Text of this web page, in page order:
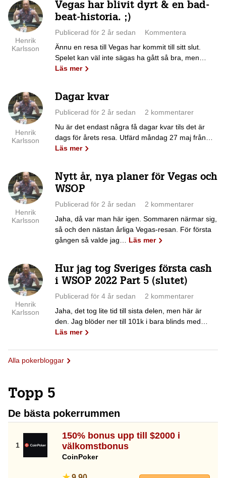
Henrik
Karlsson
Vegas har blivit dyrt & en bad-
beat-historia. ;)
Publicerad för 2 år sedan
Kommentera
Ännu en resa till Vegas har kommit till sitt slut.
Spelet kan väl inte sägas ha gått så bra, men…
Läs mer
Henrik
Karlsson
Dagar kvar
Publicerad för 2 år sedan
2 kommentarer
Nu är det endast några få dagar kvar tils det är
dags för årets resa. Utfärd måndag 27 maj från…
Läs mer
Henrik
Karlsson
Nytt år, nya planer för Vegas och
WSOP
Publicerad för 2 år sedan
2 kommentarer
Jaha, då var man här igen. Sommaren närmar sig,
så och den nästan årliga Vegas-resan. För första
gången så valde jag… Läs mer
Henrik
Karlsson
Hur jag tog Sveriges första cash
i WSOP 2022 Part 5 (slutet)
Publicerad för 4 år sedan
2 kommentarer
Jaha, det tog lite tid till sista delen, men här är
den. Jag blöder ner till 101k i bara blinds med…
Läs mer
Alla pokerbloggar
Topp 5
De bästa pokerrummen
150% bonus upp till $2000 i
välkomstbonus
CoinPoker